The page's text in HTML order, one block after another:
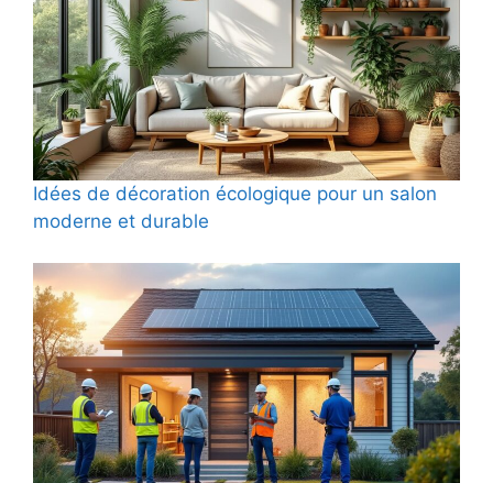
Idées de décoration écologique pour un salon
moderne et durable